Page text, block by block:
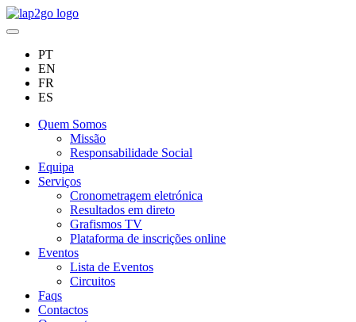
PT
EN
FR
ES
Quem Somos
Missão
Responsabilidade Social
Equipa
Serviços
Cronometragem eletrónica
Resultados em direto
Grafismos TV
Plataforma de inscrições online
Eventos
Lista de Eventos
Circuitos
Faqs
Contactos